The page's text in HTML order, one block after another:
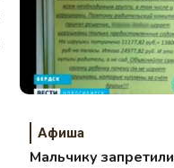
Афиша
Мальчику запретили